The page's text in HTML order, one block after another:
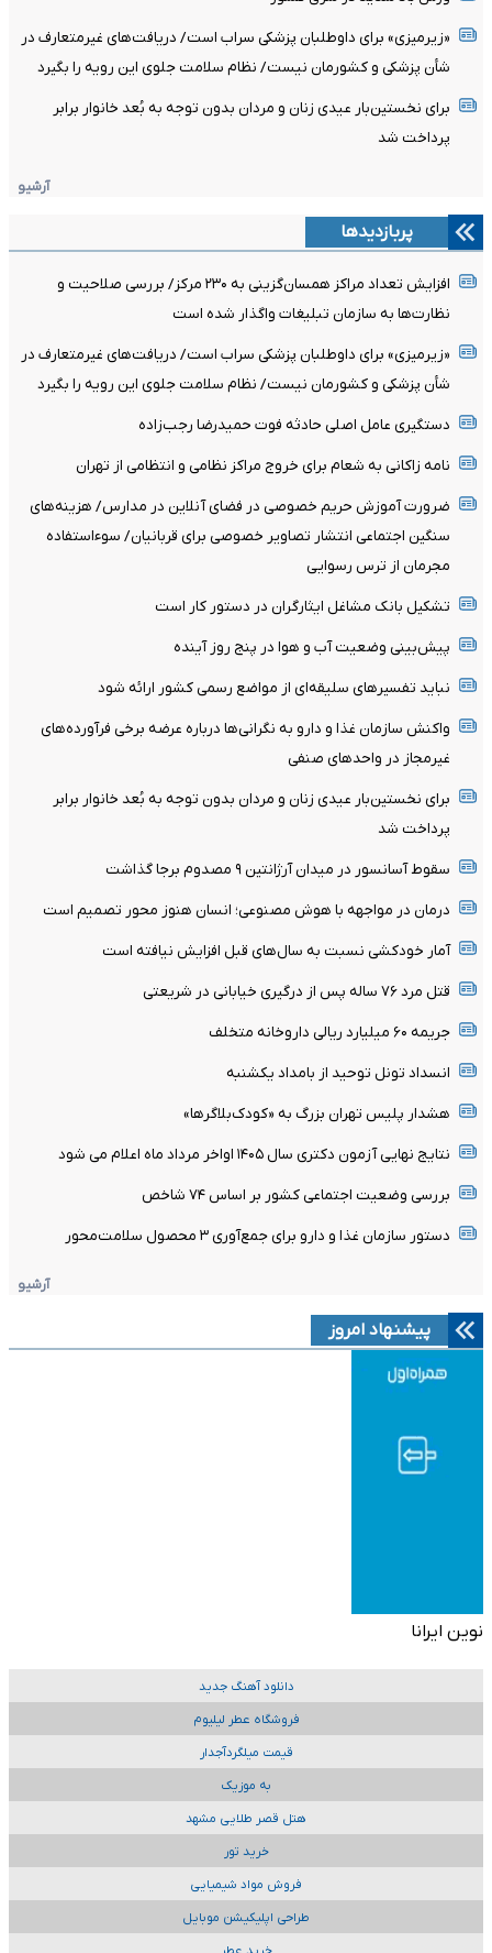
«زیرمیزی» برای داوطلبان پزشکی سراب است/ دریافت‌های غیرمتعارف در
شأن پزشکی و کشورمان نیست/ نظام سلامت جلوی این رویه را بگیرد
برای نخستین‌بار عیدی زنان و مردان بدون توجه به بُعد خانوار برابر
پرداخت شد
آرشیو
پربازدیدها
افزایش تعداد مراکز همسان‌گزینی به ۲۳۰ مرکز/ بررسی صلاحیت و
نظارت‌ها به سازمان تبلیغات واگذار شده است
«زیرمیزی» برای داوطلبان پزشکی سراب است/ دریافت‌های غیرمتعارف در
شأن پزشکی و کشورمان نیست/ نظام سلامت جلوی این رویه را بگیرد
دستگیری عامل اصلی حادثه فوت حمیدرضا رجب‌زاده
نامه زاکانی به شعام برای خروج مراکز نظامی و انتظامی از تهران
ضرورت آموزش حریم خصوصی در فضای آنلاین در مدارس/ هزینه‌های
سنگین اجتماعی انتشار تصاویر خصوصی برای قربانیان/ سوءاستفاده
مجرمان از ترس رسوایی
تشکیل بانک مشاغل ایثارگران در دستور کار است
پیش‌بینی وضعیت آب و هوا در پنج روز آینده
نباید تفسیرهای سلیقه‌ای از مواضع رسمی کشور ارائه شود
واکنش سازمان غذا و دارو به نگرانی‌ها درباره عرضه برخی فرآورده‌های
غیرمجاز در واحدهای صنفی
برای نخستین‌بار عیدی زنان و مردان بدون توجه به بُعد خانوار برابر
پرداخت شد
سقوط آسانسور در میدان آرژانتین ۹ مصدوم برجا گذاشت
درمان در مواجهه با هوش مصنوعی؛ انسان هنوز محور تصمیم است
آمار خودکشی نسبت به سال‌های قبل افزایش نیافته است
قتل مرد ۷۶ ساله پس از درگیری خیابانی در شریعتی
جریمه ۶۰ میلیارد ریالی داروخانه متخلف
انسداد تونل توحید از بامداد یکشنبه
هشدار پلیس تهران بزرگ به «کودک‌بلاگرها»
نتایج نهایی آزمون دکتری سال ۱۴۰۵ اواخر مرداد ماه اعلام می شود
بررسی وضعیت اجتماعی کشور بر اساس ۷۴ شاخص
دستور سازمان غذا و دارو برای جمع‌آوری ۳ محصول سلامت‌محور
آرشیو
پیشنهاد امروز
نوین ایرانا
دانلود آهنگ جدید
فروشگاه عطر لیلیوم
قیمت میلگردآجدار
به موزیک
هتل قصر طلایی مشهد
خرید تور
فروش مواد شیمیایی
طراحی اپلیکیشن موبایل